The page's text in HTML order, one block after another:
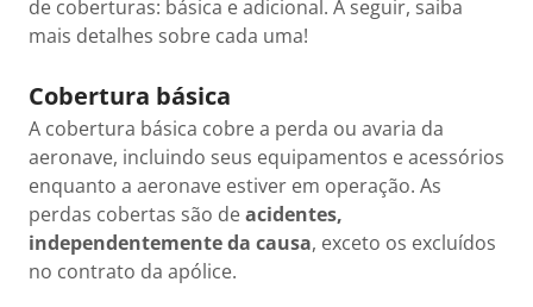
de coberturas: básica e adicional. A seguir, saiba
mais detalhes sobre cada uma!
Cobertura básica
A cobertura básica cobre a perda ou avaria da
aeronave, incluindo seus equipamentos e acessórios
enquanto a aeronave estiver em operação. As
perdas cobertas são deacidentes,
independentemente da causa, exceto os excluídos
no contrato da apólice.